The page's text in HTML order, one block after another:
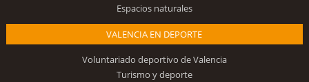
Espacios naturales
VALENCIA EN DEPORTE
Voluntariado deportivo de Valencia
Turismo y deporte